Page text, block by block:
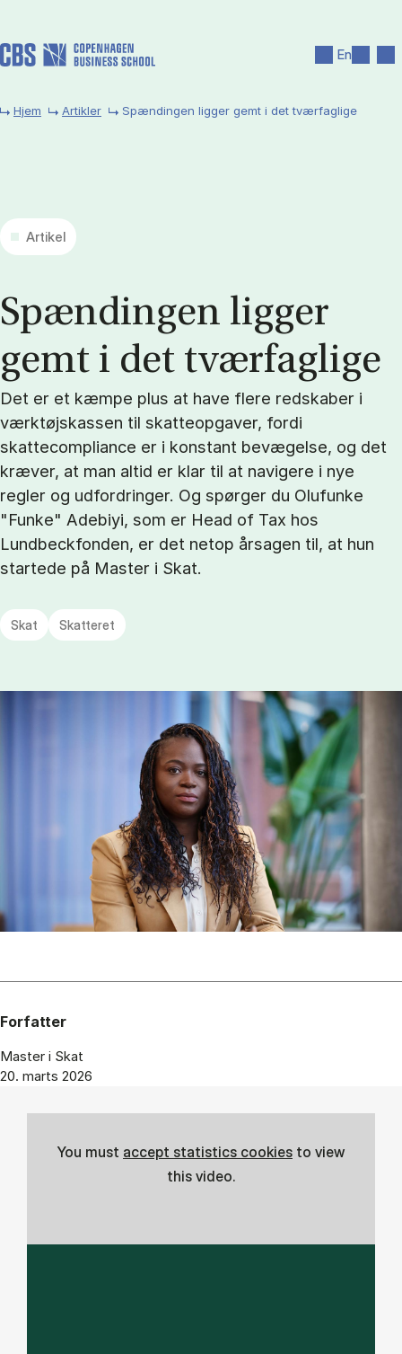
En
Hjem Artikler Spændingen ligger gemt i det tværfaglige
Artikel
Spæn­din­gen lig­ger
gemt i det tvær­fag­li­ge
Det er et kæmpe plus at have flere redskaber i
værktøjskassen til skatteopgaver, fordi
skattecompliance er i konstant bevægelse, og det
kræver, at man altid er klar til at navigere i nye
regler og udfordringer. Og spørger du Olufunke
"Funke" Adebiyi, som er Head of Tax hos
Lundbeckfonden, er det netop årsagen til, at hun
startede på Master i Skat.
Skat Skatteret
Forfatter
Master i Skat
20. marts 2026
You must accept statistics cookies to view
this video.